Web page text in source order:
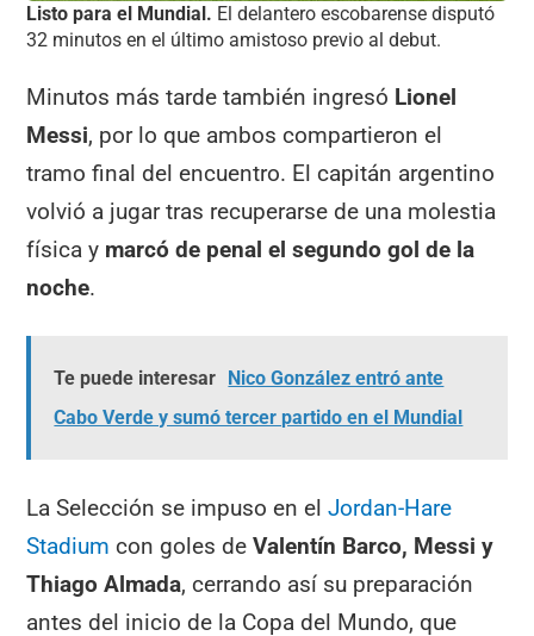
Listo para el Mundial. El delantero escobarense disputó
32 minutos en el último amistoso previo al debut.
Minutos más tarde también ingresó Lionel
Messi, por lo que ambos compartieron el
tramo final del encuentro. El capitán argentino
volvió a jugar tras recuperarse de una molestia
física y marcó de penal el segundo gol de la
noche.
Te puede interesar
Nico González entró ante
Cabo Verde y sumó tercer partido en el Mundial
La Selección se impuso en elJordan-Hare
Stadium con goles deValentín Barco, Messi y
Thiago Almada, cerrando así su preparación
antes del inicio de la Copa del Mundo, que